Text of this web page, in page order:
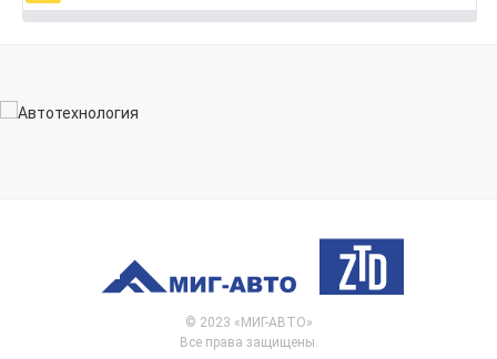
© 2023 «МИГ-АВТО»
Все права защищены.